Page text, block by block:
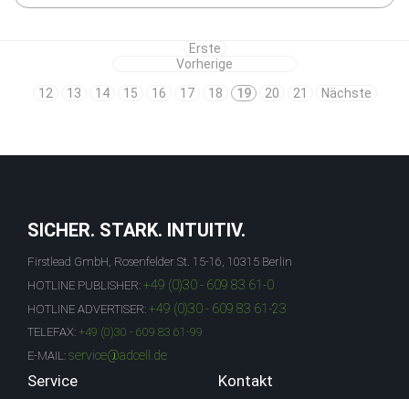
Erste
Vorherige
12
13 14 15 16 17 18 19 20 21 Nächste
SICHER. STARK. INTUITIV.
Firstlead GmbH, Rosenfelder St. 15-16, 10315 Berlin
HOTLINE PUBLISHER: +49 (0)30 - 609 83 61-0
HOTLINE ADVERTISER: +49 (0)30 - 609 83 61-23
TELEFAX: +49 (0)30 - 609 83 61-99
E-MAIL: service@adcell.de
Service Kontakt